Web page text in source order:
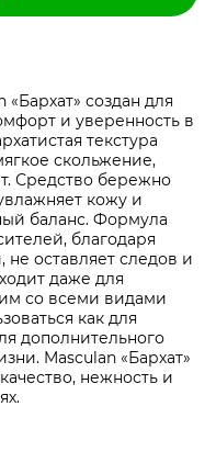
создан для
и уверенность в
текстура
скольжение,
Средство бережно
кожу и
баланс. Формула
благодаря
оставляет следов и
даже для
со всеми видами
как для
дополнительного
Masculan «Бархат»
нежность и